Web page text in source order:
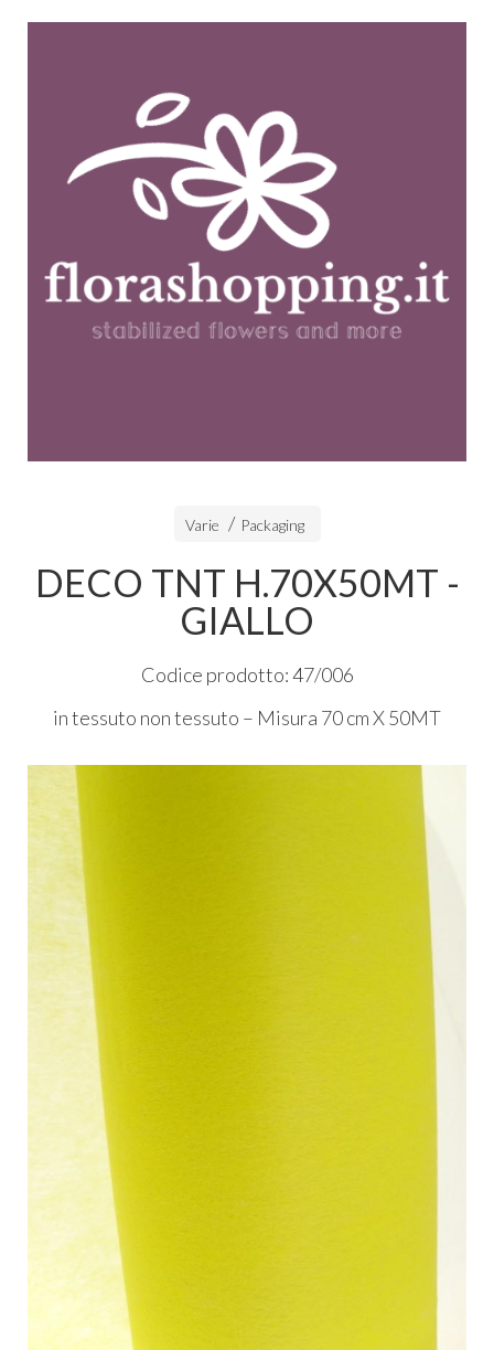
Varie Packaging
DECO TNT H.70X50MT -
GIALLO
Codice prodotto: 47/006
in tessuto non tessuto – Misura 70 cm X 50MT